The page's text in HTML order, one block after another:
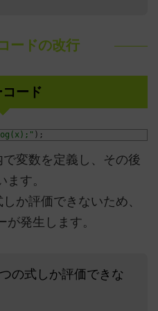
ードの改行
ード
) ;
変数を定義し、その後
す。
か評価できないため、
発生します。
の式しか評価できな